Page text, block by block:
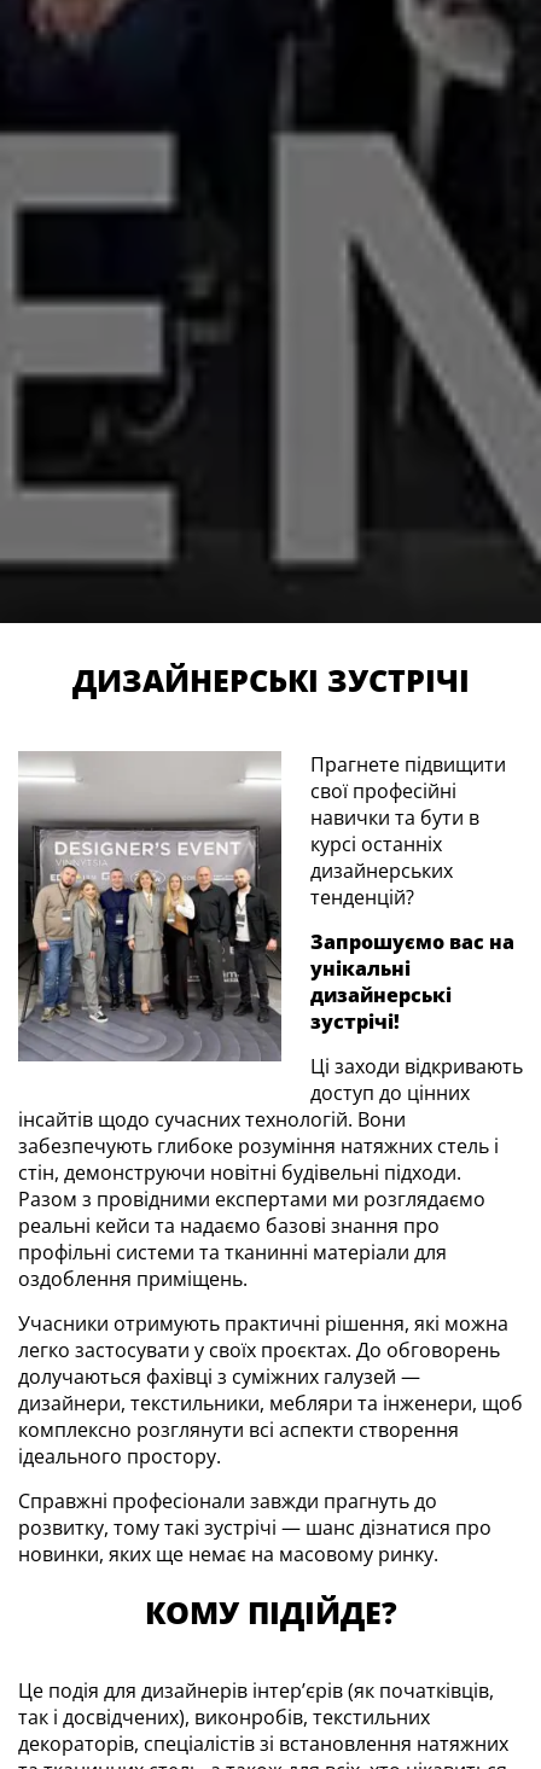
ДИЗАЙНЕРСЬКІ ЗУСТРІЧІ
Прагнете підвищити
свої професійні
навички та бути в
курсі останніх
дизайнерських
тенденцій?
Запрошуємо вас на
унікальні
дизайнерські
зустрічі!
Ці заходи відкривають
доступ до цінних
інсайтів щодо сучасних технологій. Вони
забезпечують глибоке розуміння натяжних стель і
стін, демонструючи новітні будівельні підходи.
Разом з провідними експертами ми розглядаємо
реальні кейси та надаємо базові знання про
профільні системи та тканинні матеріали для
оздоблення приміщень.
Учасники отримують практичні рішення, які можна
легко застосувати у своїх проєктах. До обговорень
долучаються фахівці з суміжних галузей —
дизайнери, текстильники, мебляри та інженери, щоб
комплексно розглянути всі аспекти створення
ідеального простору.
Справжні професіонали завжди прагнуть до
розвитку, тому такі зустрічі — шанс дізнатися про
новинки, яких ще немає на масовому ринку.
КОМУ ПІДІЙДЕ?
Це подія для дизайнерів інтер’єрів (як початківців,
так і досвідчених), виконробів, текстильних
декораторів, спеціалістів зі встановлення натяжних